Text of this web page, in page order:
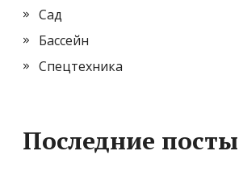
Сад
Бассейн
Спецтехника
Последние посты